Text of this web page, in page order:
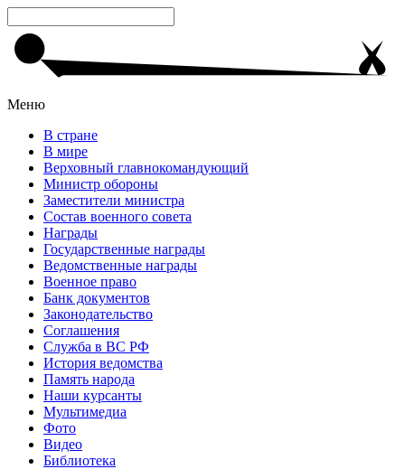
Меню
В стране
В мире
Верховный главнокомандующий
Министр обороны
Заместители министра
Состав военного совета
Награды
Государственные награды
Ведомственные награды
Военное право
Банк документов
Законодательство
Соглашения
Служба в ВС РФ
История ведомства
Память народа
Наши курсанты
Мультимедиа
Фото
Видео
Библиотека